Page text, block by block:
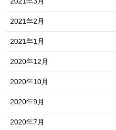
2021年2月
2021年1月
2020年12月
2020年10月
2020年9月
2020年7月